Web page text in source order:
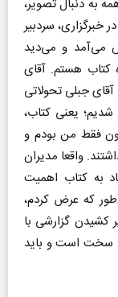
به دنبال تصویر،
خبرگزاری، سردبیر
می‌آمد و می‌دید
کتاب هستم. آقای
جبلی تحولاتی
را ریز کردند. ما ۴۲ گروه شدیم؛ یعنی کتاب،
فقط من بودم و
واقعا مدیران
به کتاب اهمیت
که عرض کردم،
کشیدن گزارشی با
سخت است و باید